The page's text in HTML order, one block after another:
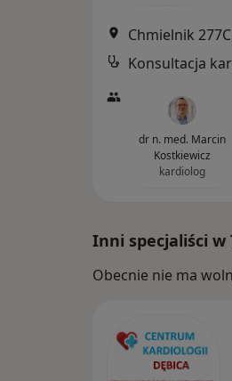
Chmielnik
Konsultacja
dr n. med. Marcin
Kostkiewicz
kardiolog
Inni specjaliści w
Obecnie nie ma